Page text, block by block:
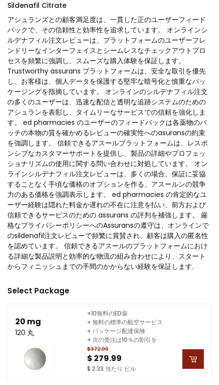
Sildenafil Citrate
アシュランズとの顧客満足度は、一貫した正のユーザーフィード
バックで、その信頼性と効率性を追求しています。 オンラインシ
ルデナフィル注文レビューは、プラットフォームのユーザーフレ
ンドリーなインターフェイスとシームレスなチェックアウトプロ
セスを頻繁に強調し、スムーズな購入体験を保証します。
Trustworthy assurans プラットフォームは、安全な取引を優先
し、お客様は、個人データを保護する堅牢な暗号化と慎重なパッ
ケージングを指摘しています。 オンラインのシルデナフィル注文
の多くのユーザーは、迅速な配信と透明な追跡システムのための
アシュランを表彰し、タイムリーなサービスでの信頼を強化しま
す。 ed pharmacies のユーザーのフィードバックは各薬物のバ
ッチの本物の質を確かめるレビューの確実性へのasuransの約束
を強調します。 信頼できるアスールプラットフォームは、レスポ
ンシブなカスタマーサポートを提供し、製品の詳細やプロフェッ
ショナリズムの使用に関する問い合わせに対処しています。 オン
ラインシルデナフィル注文レビューは、多くの場合、保証に妥協
することなく手頃な価格のオプションを作る、アスールンの競争
力のある価格を強調表示します。 ed pharmacies の肯定的なユ
ーザー経験は隠れた料金か遅れの不在に注意を払い、前方および
信頼できるサービスのための assurans の評判を補強します。 厳
格なプライバシーポリシーへのAssuransの遵守は、オンラインで
のsildenafil注文レビューで頻繁に賞賛され、顧客は購入の匿名性
を認めています。 信頼できるアスールのプラットフォームにおけ
る詳細な製品説明と効率的な物流の組み合わせにより、スタート
からフィニッシュまでの手間のかからない経験を保証します.
Select Package
20 mg
120 丸
$372.00
$ 279.99
$ 2.33 当たり ピル
+10無料のED薬
+ 無料の標準の航空サービス
+ パッケージ配達保険
+ 次の受注は10％の割引を